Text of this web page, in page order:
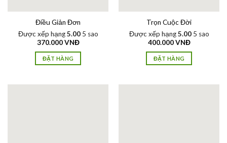
Điều Giản Đơn
Được xếp hạng5.005 sao
370.000VNĐ
ĐẶT HÀNG
Trọn Cuộc Đời
Được xếp hạng5.005 sao
400.000VNĐ
ĐẶT HÀNG